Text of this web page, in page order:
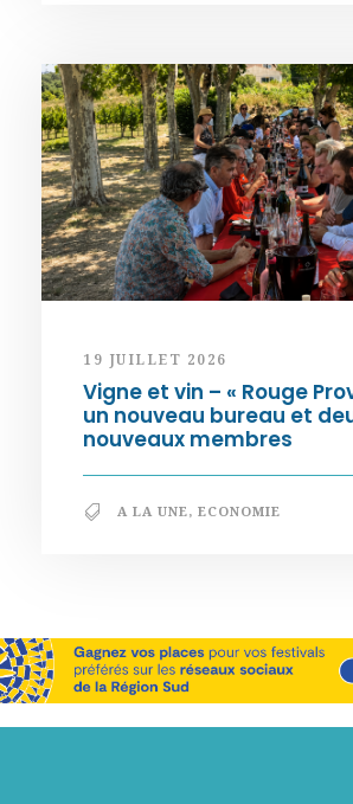
19 JUILLET 2026
Vigne et vin – « Rouge
un nouveau bureau et
nouveaux membres
A LA UNE, ECONOMIE